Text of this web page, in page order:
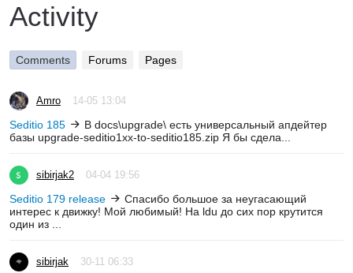
Activity
Comments Forums Pages
Amro 14-05 13:04
Seditio 185
В docs\upgrade\ есть универсальный апдейтер
базы upgrade-seditio1xx-to-seditio185.zip Я бы сдела...
sibirjak2 04-04 19:56
Seditio 179 release
Спасибо большое за неугасающий
интерес к движку! Мой любимый! На ldu до сих пор крутится
один из ...
sibirjak 30-11 06:33